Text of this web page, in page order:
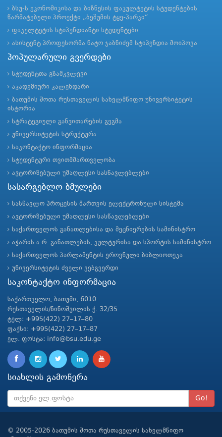
ბსუ-ს ეკონომიკისა და ბიზნესის ფაკულტეტის სტუდენტების
წარმატებული პროექტი „ბეშუმის ტყე-პარკი“
ფაკულტეტის სტიპენდიანტი სტუდენტები
ასისტენტ პროფესორმა ნატო ჯაბნიძემ სტიპენდია მოიპოვა
პოპულარული გვერდები
სტუდენტთა გზამკვლევი
აკადემიური კალენდარი
ბათუმის შოთა რუსთაველის სახელმწიფო უნივერსიტეტის
ისტორია
სტრატეგიული განვითარების გეგმა
უნივერსიტეტის სტრუქტურა
საკონტაქტო ინფორმაცია
სტუდენტური თვითმმართველობა
ავტორიზებული უმაღლესი სასწავლებლები
სასარგებლო ბმულები
სასწავლო პროცესის მართვის ელექტრონული სისტემა
ავტორიზებული უმაღლესი სასწავლებლები
საქართველოს განათლებისა და მეცნიერების სამინისტრო
აჭარის ა.რ. განათლების, კულტურისა და სპორტის სამინისტრო
საქართველოს პარლამენტის ეროვნული ბიბლიოთეკა
უნივერსიტეტის ძველი ვებგვერდი
საკონტაქტო ინფორმაცია
საქართველო, ბათუმი, 6010
რუსთაველის/ნინოშვილის ქ. 32/35
ტელ: +995(422) 27–17–80
ფაქსი: +995(422) 27–17–87
ელ. ფოსტა: info@bsu.edu.ge
სიახლის გამოწერა
Go!
© 2005-2026 ბათუმის შოთა რუსთაველის სახელმწიფო